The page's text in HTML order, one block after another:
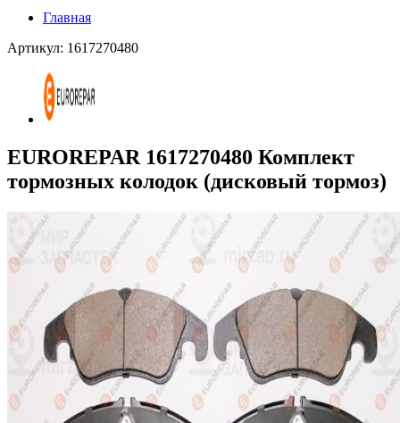
Главная
Артикул: 1617270480
EUROREPAR 1617270480 Комплект
тормозных колодок (дисковый тормоз)